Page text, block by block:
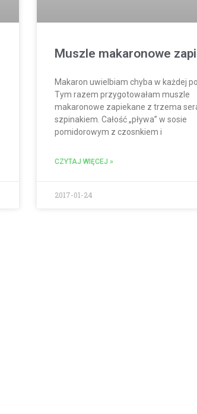
Muszle makaronowe
Makaron uwielbiam chyba w każdej
Tym razem przygotowałam muszle
makaronowe zapiekane z trzema
szpinakiem. Całość „pływa” w sosie
pomidorowym z czosnkiem i
CZYTAJ WIĘCEJ »
2017-01-24